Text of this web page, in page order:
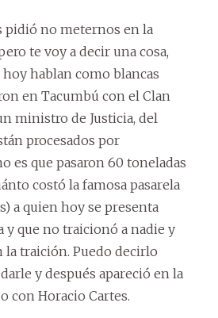
pidió no meternos en la
te voy a decir una cosa,
hablan como blancas
en Tacumbú con el Clan
ministro de Justicia, del
procesados por
es que pasaron 60 toneladas
costó la famosa pasarela
a quien hoy se presenta
y que no traicionó a nadie y
la traición. Puedo decirlo
y después apareció en la
con Horacio Cartes.